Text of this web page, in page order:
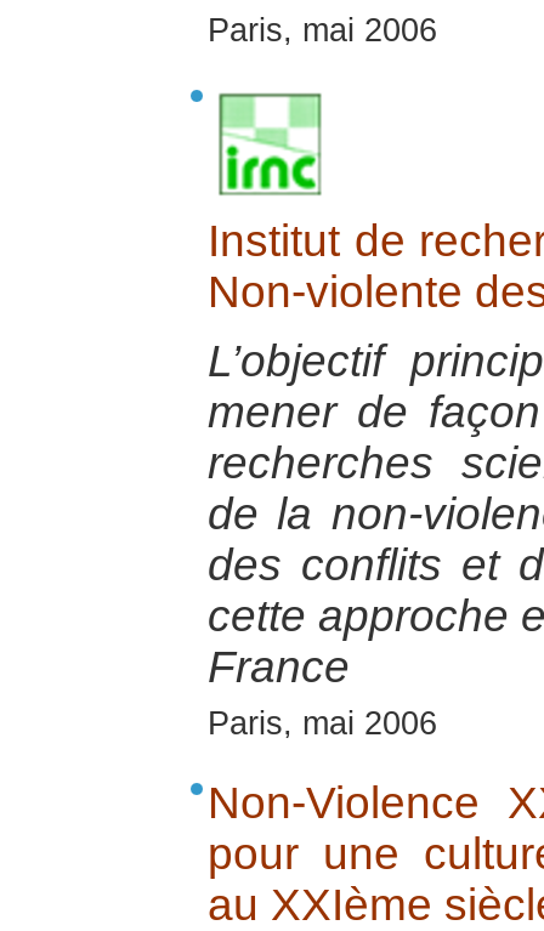
Paris, mai 2006
Institut de
Non-violente
L’objectif
mener de
recherches
de la non-
des conflits et
cette approche
France
Paris, mai 2006
Non-Violence
pour une
au XXIème